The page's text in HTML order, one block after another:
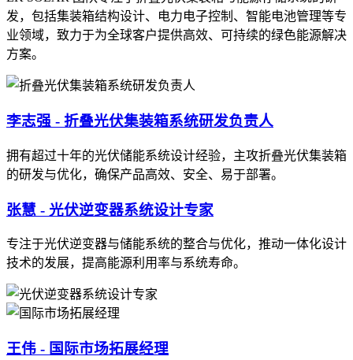
发，包括集装箱结构设计、电力电子控制、智能电池管理等专
业领域，致力于为全球客户提供高效、可持续的绿色能源解决
方案。
李志强 - 折叠光伏集装箱系统研发负责人
拥有超过十年的光伏储能系统设计经验，主攻折叠光伏集装箱
的研发与优化，确保产品高效、安全、易于部署。
张慧 - 光伏逆变器系统设计专家
专注于光伏逆变器与储能系统的整合与优化，推动一体化设计
技术的发展，提高能源利用率与系统寿命。
王伟 - 国际市场拓展经理